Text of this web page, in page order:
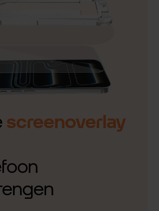
screenoverlay